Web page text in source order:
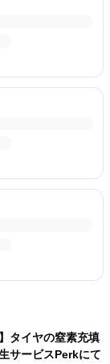
タイヤの窒素充填
サービスPerkにて